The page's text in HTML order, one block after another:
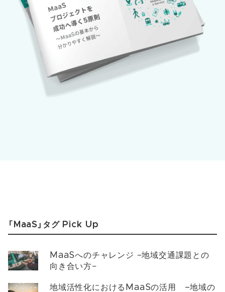
「MaaS」タグ Pick Up
MaaSへのチャレンジ −地域交通課題との
向き合い方−
地域活性化におけるMaaSの活用 –地域の